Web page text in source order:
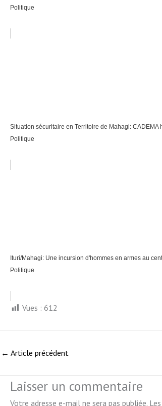
Politique
Situation sécuritaire en Territoire de Mahagi: CADEMA
Politique
Ituri/Mahagi: Une incursion d'hommes en armes au
Politique
Vues : 612
← Article précédent
Laisser un commentaire
Votre adresse e-mail ne sera pas publiée.